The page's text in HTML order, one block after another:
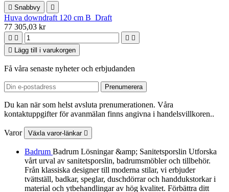
 Snabbvy 
Huva downdraft 120 cm B_Draft
77 305,03 kr
   
 Lägg till i varukorgen
Få våra senaste nyheter och erbjudanden
Du kan när som helst avsluta prenumerationen. Våra
kontaktuppgifter för avanmälan finns angivna i handelsvillkoren..
Varor Växla varor-länkar 
Badrum Badrum Lösningar &amp; Sanitetsporslin Utforska
vårt urval av sanitetsporslin, badrumsmöbler och tillbehör.
Från klassiska designer till moderna stilar, vi erbjuder
tvättställ, badkar, speglar, duschdörrar och handdukstorkar i
material och ytbehandlingar av hög kvalitet. Förbättra ditt